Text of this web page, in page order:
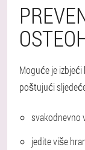
Moguće je
poštujući
svakodnevno
jedite više